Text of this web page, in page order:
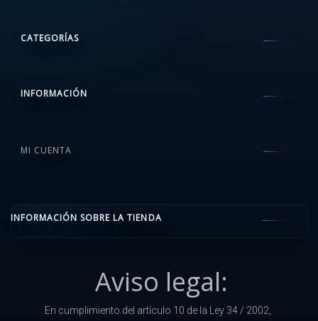
CATEGORÍAS
INFORMACIÓN
MI CUENTA
INFORMACIÓN SOBRE LA TIENDA
Aviso legal:
En cumplimiento del artículo 10 de la Ley 34 / 2002,